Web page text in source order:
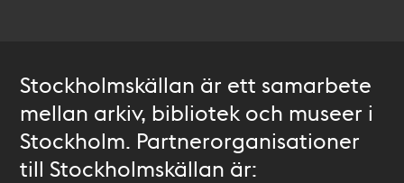
Stockholmskällan är ett samarbete
mellan arkiv, bibliotek och museer i
Stockholm. Partnerorganisationer
till Stockholmskällan är: